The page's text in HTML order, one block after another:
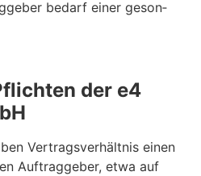
bedarf einer geson­
der e4
Vertragsverhältnis einen
Auftraggeber, etwa auf